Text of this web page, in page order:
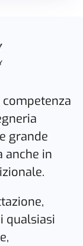
grande
anche in
qualsiasi